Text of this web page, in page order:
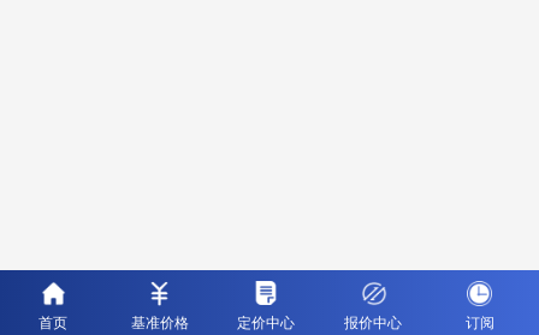
首页 基准价格 定价中心 报价中心 订阅